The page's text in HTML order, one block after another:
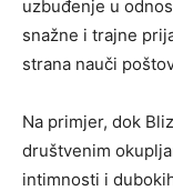
uzbuđenje u
snažne i trajne
strana nauči
Na primjer, dok
društvenim
intimnosti i